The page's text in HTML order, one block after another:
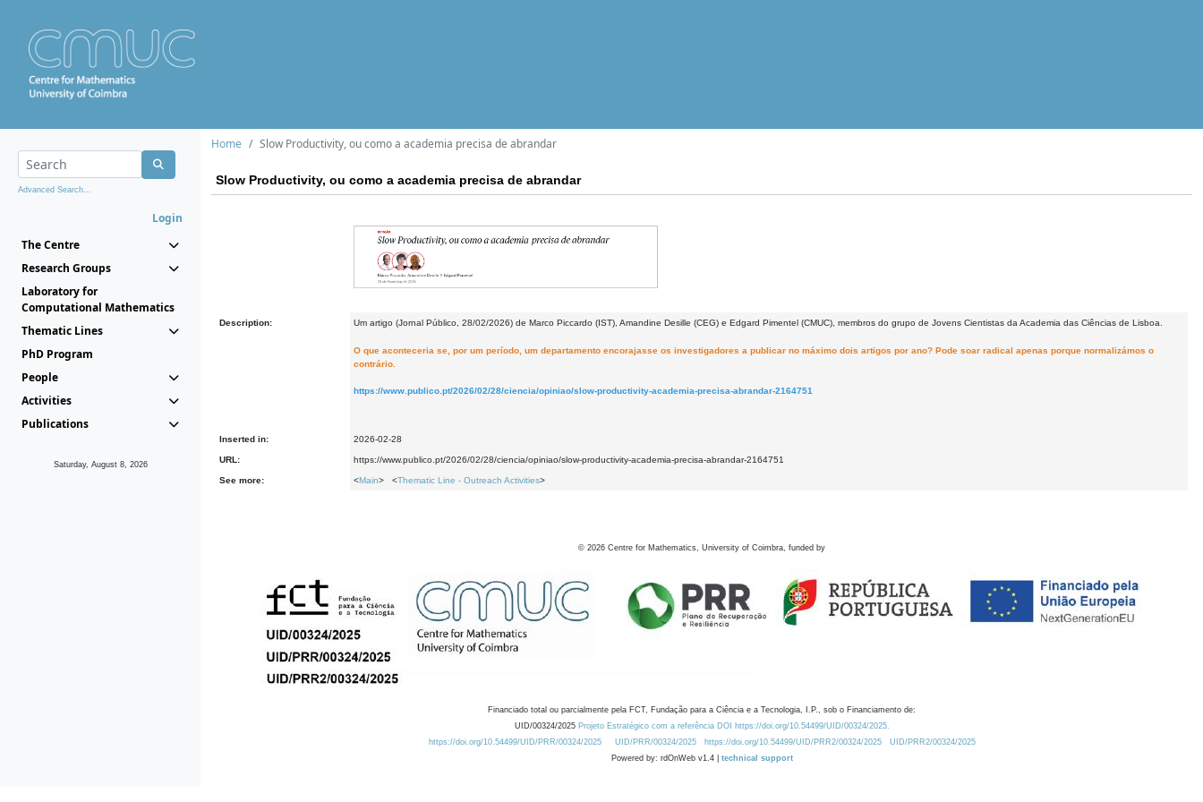
Advanced Search...
Login
The Centre
Research Groups
Laboratory for
Computational Mathematics
Thematic Lines
PhD Program
People
Activities
Publications
Saturday, August 8, 2026
Home Slow Productivity, ou como a academia precisa de abrandar
Slow Productivity, ou como a academia precisa de abrandar
Description: Um artigo (Jornal Público, 28/02/2026) de Marco Piccardo (IST), Amandine Desille (CEG) e Edgard Pimentel (CMUC), membros do grupo de Jovens Cientistas da Academia das Ciências de Lisboa.
O que aconteceria se, por um período, um departamento encorajasse os investigadores a publicar no máximo dois artigos por ano? Pode soar radical apenas porque normalizámos o
contrário.
https://www.publico.pt/2026/02/28/ciencia/opiniao/slow-productivity-academia-precisa-abrandar-2164751
Inserted in: 2026-02-28
URL: https://www.publico.pt/2026/02/28/ciencia/opiniao/slow-productivity-academia-precisa-abrandar-2164751
See more: <Main> <Thematic Line - Outreach Activities>
© 2026 Centre for Mathematics, University of Coimbra, funded by
Financiado total ou parcialmente pela FCT, Fundação para a Ciência e a Tecnologia, I.P., sob o Financiamento de:
UID/00324/2025 Projeto Estratégico com a referência DOI https://doi.org/10.54499/UID/00324/2025.
https://doi.org/10.54499/UID/PRR/00324/2025
UID/PRR/00324/2025 https://doi.org/10.54499/UID/PRR2/00324/2025
UID/PRR2/00324/2025
Powered by: rdOnWeb v1.4 | technical support